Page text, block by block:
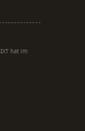
hat im